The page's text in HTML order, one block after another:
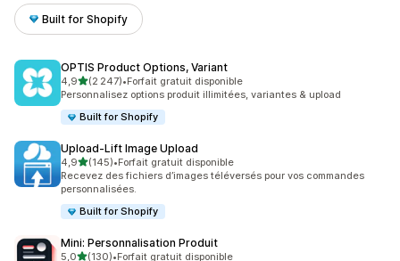
Built for Shopify
OPTIS Product Options, Variant
4,9étoile(s) sur 5
(2 247)
2247 avis au total
•Forfait gratuit disponible
Personnalisez options produit illimitées, variantes & upload
Built for Shopify
Upload‑Lift Image Upload
4,9étoile(s) sur 5
(145)
145 avis au total
•Forfait gratuit disponible
Recevez des fichiers d’images téléversés pour vos commandes
personnalisées.
Built for Shopify
Mini: Personnalisation Produit
5,0étoile(s) sur 5
(130)•Forfait gratuit disponible